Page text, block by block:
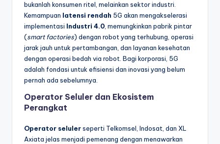
bukanlah konsumen ritel, melainkan sektor industri.
Kemampuan latensi rendah 5G akan mengakselerasi
implementasi Industri 4.0 , memungkinkan pabrik pintar
(smart factories) dengan robot yang terhubung, operasi
jarak jauh untuk pertambangan, dan layanan kesehatan
dengan operasi bedah via robot. Bagi korporasi, 5G
adalah fondasi untuk efisiensi dan inovasi yang belum
pernah ada sebelumnya.
Operator Seluler dan Ekosistem
Perangkat
Operator selulerseperti Telkomsel, Indosat, dan XL
Axiata jelas menjadi pemenang dengan menawarkan